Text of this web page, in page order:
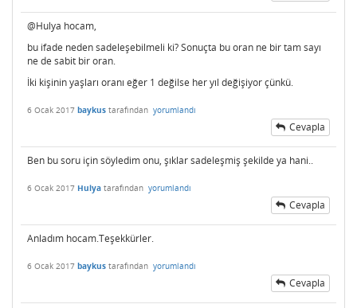
@Hulya hocam,
bu ifade neden sadeleşebilmeli ki? Sonuçta bu oran ne bir tam sayı
ne de sabit bir oran.
İki kişinin yaşları oranı eğer 1 değilse her yıl değişiyor çünkü.
6 Ocak 2017 baykus tarafından yorumlandı
Cevapla
Ben bu soru için söyledim onu, şıklar sadeleşmiş şekilde ya hani..
6 Ocak 2017 Hulya tarafından yorumlandı
Cevapla
Anladım hocam.Teşekkürler.
6 Ocak 2017 baykus tarafından yorumlandı
Cevapla